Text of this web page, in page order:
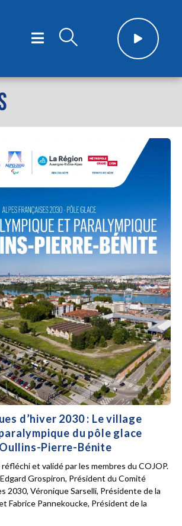
d’hiver 2030 : Le village
du pôle glace
Pierre-Bénite
et validé par les membres du COJOP.
Grospiron, Président du Comité
2030, Véronique Sarselli, Présidente de la
Fabrice Pannekoucke, Président de la